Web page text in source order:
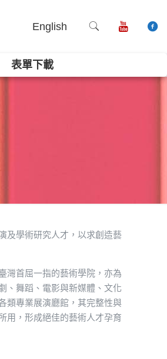
English
表單下載
及學術研究人才，以求創造藝
灣首屈一指的藝術學院，亦為
、舞蹈、電影與新媒體、文化
類專業展演廳館，其完整性與
用，形成絕佳的藝術人才孕育